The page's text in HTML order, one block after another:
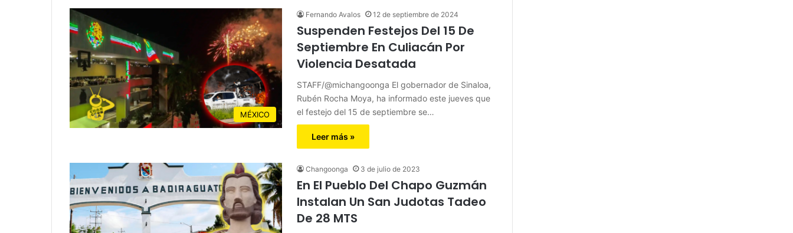
MÉXICO
Fernando Avalos 12 de septiembre de 2024
Suspenden Festejos Del 15 De
Septiembre En Culiacán Por
Violencia Desatada
STAFF/@michangoonga El gobernador de Sinaloa,
Rubén Rocha Moya, ha informado este jueves que
el festejo del 15 de septiembre se…
Leer más »
Changoonga 3 de julio de 2023
En El Pueblo Del Chapo Guzmán
Instalan Un San Judotas Tadeo
De 28 MTS